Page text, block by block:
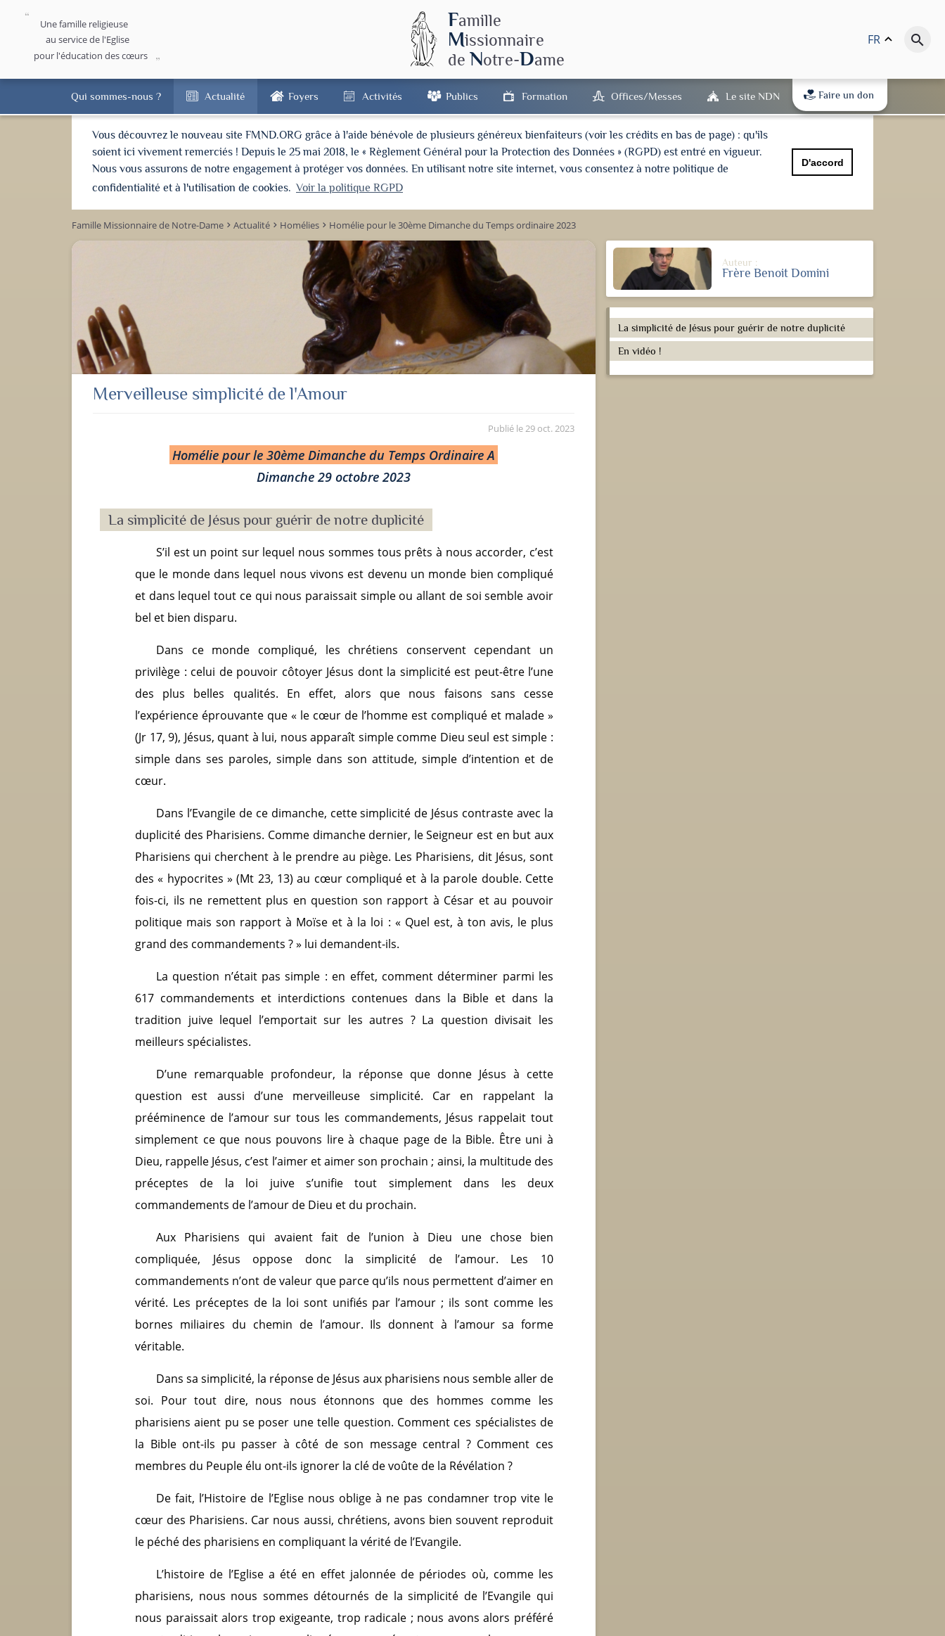
Une famille religieuse
au service de l'Eglise
pour l'éducation des cœurs
Famille
Missionnaire
de Notre-Dame
FR keyboard_arrow_up search
Qui sommes-nous ? Actualité Foyers Activités Publics Formation Offices/Messes Le site NDN Faire un don
Vous découvrez le nouveau site FMND.ORG grâce à l'aide bénévole de plusieurs généreux bienfaiteurs (voir les crédits en bas de page) : qu'ils
soient ici vivement remerciés ! Depuis le 25 mai 2018, le « Règlement Général pour la Protection des Données » (RGPD) est entré en vigueur.
Nous vous assurons de notre engagement à protéger vos données. En utilisant notre site internet, vous consentez à notre politique de
confidentialité et à l'utilisation de cookies. Voir la politique RGPD
D'accord
Famille Missionnaire de Notre-Dame keyboard_arrow_right Actualité keyboard_arrow_right Homélies keyboard_arrow_right Homélie pour le 30ème Dimanche du Temps ordinaire 2023
Merveilleuse simplicité de l'Amour
Publié le 29 oct. 2023
Homélie pour le 30ème Dimanche du Temps Ordinaire A
Dimanche 29 octobre 2023
La simplicité de Jésus pour guérir de notre duplicité
S’il est un point sur lequel nous sommes tous prêts à nous accorder, c’est
que le monde dans lequel nous vivons est devenu un monde bien compliqué
et dans lequel tout ce qui nous paraissait simple ou allant de soi semble avoir
bel et bien disparu.
Dans ce monde compliqué, les chrétiens conservent cependant un
privilège : celui de pouvoir côtoyer Jésus dont la simplicité est peut-être l’une
des plus belles qualités. En effet, alors que nous faisons sans cesse
l’expérience éprouvante que « le cœur de l’homme est compliqué et malade »
(Jr 17, 9), Jésus, quant à lui, nous apparaît simple comme Dieu seul est simple :
simple dans ses paroles, simple dans son attitude, simple d’intention et de
cœur.
Dans l’Evangile de ce dimanche, cette simplicité de Jésus contraste avec la
duplicité des Pharisiens. Comme dimanche dernier, le Seigneur est en but aux
Pharisiens qui cherchent à le prendre au piège. Les Pharisiens, dit Jésus, sont
des « hypocrites » (Mt 23, 13) au cœur compliqué et à la parole double. Cette
fois-ci, ils ne remettent plus en question son rapport à César et au pouvoir
politique mais son rapport à Moïse et à la loi : « Quel est, à ton avis, le plus
grand des commandements ? » lui demandent-ils.
La question n’était pas simple : en effet, comment déterminer parmi les
617 commandements et interdictions contenues dans la Bible et dans la
tradition juive lequel l’emportait sur les autres ? La question divisait les
meilleurs spécialistes.
D’une remarquable profondeur, la réponse que donne Jésus à cette
question est aussi d’une merveilleuse simplicité. Car en rappelant la
prééminence de l’amour sur tous les commandements, Jésus rappelait tout
simplement ce que nous pouvons lire à chaque page de la Bible. Être uni à
Dieu, rappelle Jésus, c’est l’aimer et aimer son prochain ; ainsi, la multitude des
préceptes de la loi juive s’unifie tout simplement dans les deux
commandements de l’amour de Dieu et du prochain.
Aux Pharisiens qui avaient fait de l’union à Dieu une chose bien
compliquée, Jésus oppose donc la simplicité de l’amour. Les 10
commandements n’ont de valeur que parce qu’ils nous permettent d’aimer en
vérité. Les préceptes de la loi sont unifiés par l’amour ; ils sont comme les
bornes miliaires du chemin de l’amour. Ils donnent à l’amour sa forme
véritable.
Dans sa simplicité, la réponse de Jésus aux pharisiens nous semble aller de
soi. Pour tout dire, nous nous étonnons que des hommes comme les
pharisiens aient pu se poser une telle question. Comment ces spécialistes de
la Bible ont-ils pu passer à côté de son message central ? Comment ces
membres du Peuple élu ont-ils ignorer la clé de voûte de la Révélation ?
De fait, l’Histoire de l’Eglise nous oblige à ne pas condamner trop vite le
cœur des Pharisiens. Car nous aussi, chrétiens, avons bien souvent reproduit
le péché des pharisiens en compliquant la vérité de l’Evangile.
L’histoire de l’Eglise a été en effet jalonnée de périodes où, comme les
pharisiens, nous nous sommes détournés de la simplicité de l’Evangile qui
nous paraissait alors trop exigeante, trop radicale ; nous avons alors préféré
Auteur :
Frère Benoit Domini
La simplicité de Jésus pour guérir de notre duplicité
En vidéo !